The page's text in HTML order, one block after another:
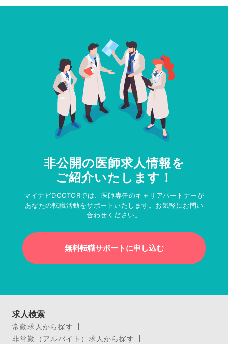
非公開の医師求人情報を
ご紹介いたします！
マイナビDOCTORでは、医師専任のキャリアパートナーが
あなたの転職活動をサポートいたします。お気軽にお問い
合わせください。
無料転職サポートに申し込む
求人検索
常勤求人から探す
非常勤（アルバイト）求人から探す